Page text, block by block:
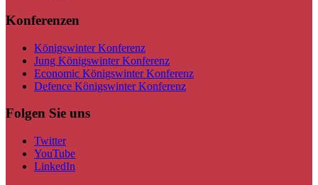
Konferenzen
Königswinter Konferenz
Jung Königswinter Konferenz
Economic Königswinter Konferenz
Defence Königswinter Konferenz
Folgen Sie uns
Twitter
YouTube
LinkedIn